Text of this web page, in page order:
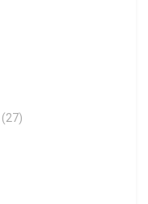
(27)